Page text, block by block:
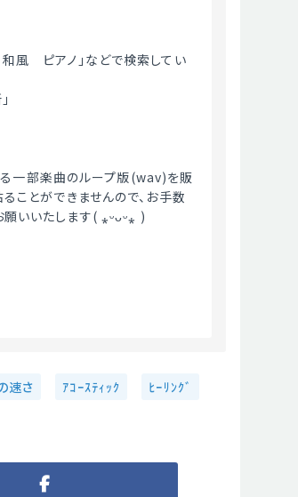
風　ピアノ」などで検索してい
る一部楽曲のループ版(wav)を販
ことができませんので、お手数
いいたします( ⁎ᵕᴗᵕ⁎ )
速さ ｱｺｰｽﾃｨｯｸ ﾋｰﾘﾝｸﾞ